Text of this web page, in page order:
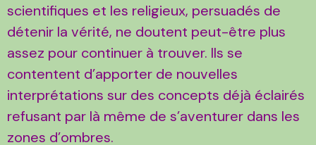
scientifiques et les religieux, persuadés de
détenir la vérité, ne doutent peut-être plus
assez pour continuer à trouver. Ils se
contentent d’apporter de nouvelles
interprétations sur des concepts déjà éclairés
refusant par là même de s’aventurer dans les
zones d’ombres.